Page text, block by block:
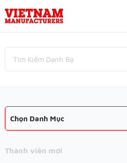
Chọn Danh Mục
Thành viên mới